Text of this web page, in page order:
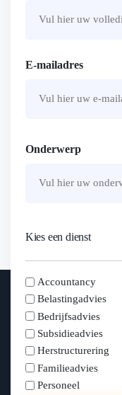
E-mailadres
Onderwerp
Kies een dienst
kiesAccountancy
Belastingadvies
Bedrijfsadvies
Subsidieadvies
Herstructurering
Familieadvies
Personeel